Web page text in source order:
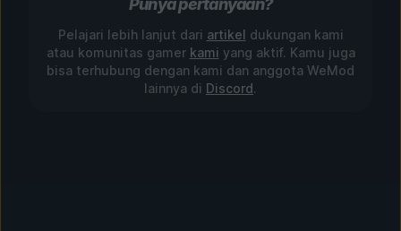
Punya pertanyaan?
Pelajari lebih lanjut dari artikel dukungan kami
atau komunitas gamer kami yang aktif. Kamu juga
bisa terhubung dengan kami dan anggota WeMod
lainnya di Discord.